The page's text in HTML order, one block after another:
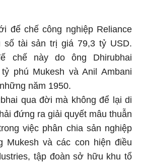
đế chế công nghiệp Reliance
số tài sản trị giá 79,3 tỷ USD.
chế này do ông Dhirubhai
phú Mukesh và Anil Ambani
năm 1950.
qua đời mà không để lại di
đứng ra giải quyết mâu thuẫn
việc phân chia sản nghiệp
Mukesh và các con hiện điều
tập đoàn sở hữu khu tổ